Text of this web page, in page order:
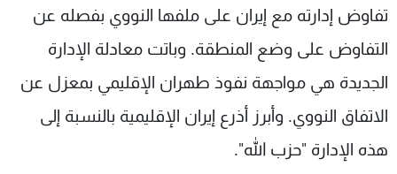
تفاوض إدارته مع إيران على ملفها النووي بفصله عن
التفاوض على وضع المنطقة. وباتت معادلة الإدارة
الجديدة هي مواجهة نفوذ طهران الإقليمي بمعزل عن
الاتفاق النووي. وأبرز أذرع إيران الإقليمية بالنسبة إلى
هذه الإدارة "حزب الله".